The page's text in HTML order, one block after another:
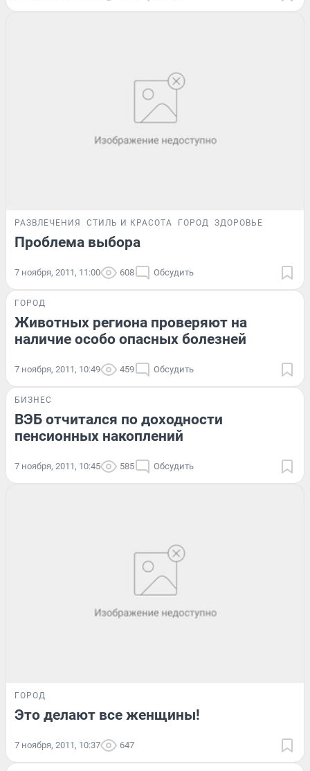
РАЗВЛЕЧЕНИЯ СТИЛЬ И КРАСОТА ГОРОД ЗДОРОВЬЕ
Проблема выбора
7 ноября, 2011, 11:00 608 Обсудить
ГОРОД
Животных региона проверяют на
наличие особо опасных болезней
7 ноября, 2011, 10:49 459 Обсудить
БИЗНЕС
ВЭБ отчитался по доходности
пенсионных накоплений
7 ноября, 2011, 10:45 585 Обсудить
ГОРОД
Это делают все женщины!
7 ноября, 2011, 10:37 647